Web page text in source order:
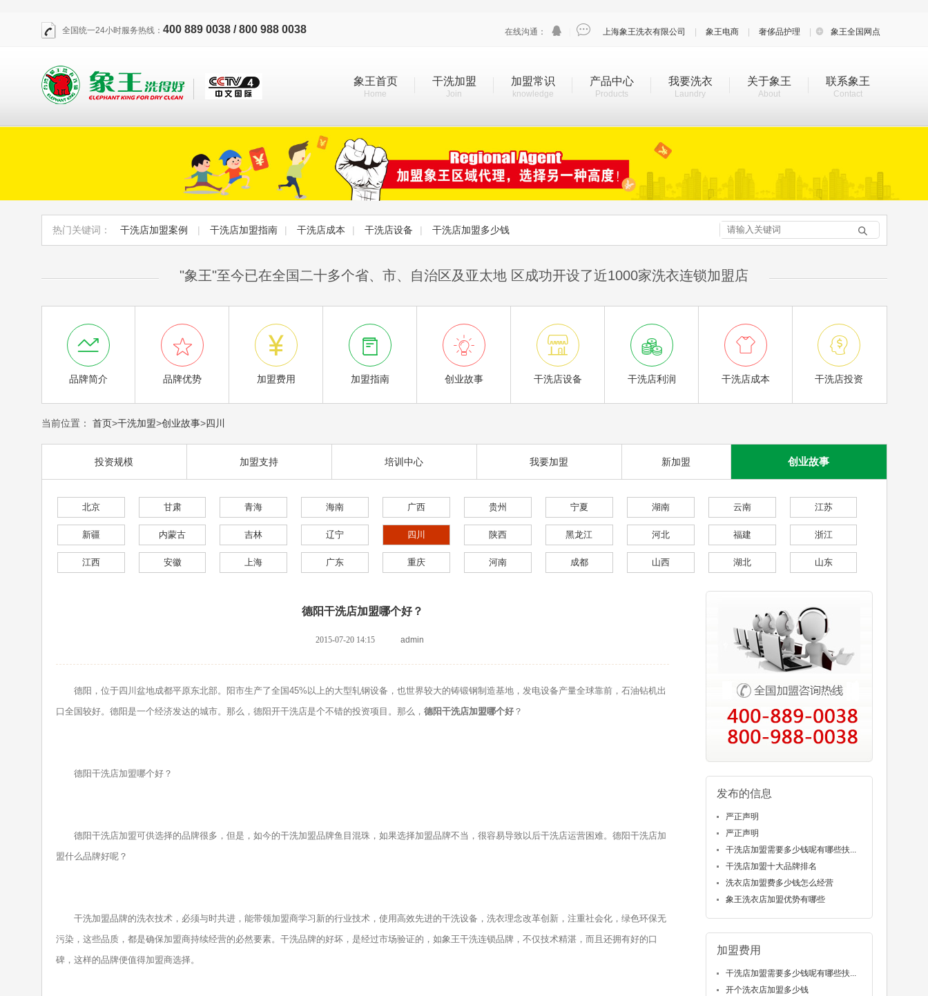
全国统一24小时服务热线： 400 889 0038 / 800 988 0038 在线沟通：   上海象王洗衣有限公司 象王电商 奢侈品护理  象王全国网点
象王首页
Home
干洗加盟
Join
加盟常识
knowledge
产品中心
Products
我要洗衣
Laundry
关于象王
About
联系象王
Contact
热门关键词： 干洗店加盟案例 | 干洗店加盟指南 | 干洗店成本 | 干洗店设备 | 干洗店加盟多少钱 
"象王"至今已在全国二十多个省、市、自治区及亚太地 区成功开设了近1000家洗衣连锁加盟店

品牌简介

品牌优势

加盟费用

加盟指南

创业故事

干洗店设备

干洗店利润

干洗店成本

干洗店投资
当前位置： 首页>干洗加盟>创业故事>四川
投资规模 加盟支持 培训中心 我要加盟 新加盟 创业故事
北京 甘肃 青海 海南 广西 贵州 宁夏 湖南 云南 江苏
新疆 内蒙古 吉林 辽宁 四川 陕西 黑龙江 河北 福建 浙江
江西 安徽 上海 广东 重庆 河南 成都 山西 湖北 山东
德阳干洗店加盟哪个好？
2015-07-20 14:15 admin
德阳，位于四川盆地成都平原东北部。阳市生产了全国45%以上的大型轧钢设备，也世界较大的铸锻钢制造基地，发电设备产量全球靠前，石油钻机出
口全国较好。德阳是一个经济发达的城市。那么，德阳开干洗店是个不错的投资项目。那么， 德阳干洗店加盟哪个好？
德阳干洗店加盟哪个好？
德阳干洗店加盟可供选择的品牌很多，但是，如今的干洗加盟品牌鱼目混珠，如果选择加盟品牌不当，很容易导致以后干洗店运营困难。德阳干洗店加
盟什么品牌好呢？
干洗加盟品牌的洗衣技术，必须与时共进，能带领加盟商学习新的行业技术，使用高效先进的干洗设备，洗衣理念改革创新，注重社会化，绿色环保无
污染，这些品质，都是确保加盟商持续经营的必然要素。干洗品牌的好坏，是经过市场验证的，如象王干洗连锁品牌，不仅技术精湛，而且还拥有好的口
碑，这样的品牌便值得加盟商选择。
发布的信息
严正声明
严正声明
干洗店加盟需要多少钱呢有哪些扶...
干洗店加盟十大品牌排名
洗衣店加盟费多少钱怎么经营
象王洗衣店加盟优势有哪些
加盟费用
干洗店加盟需要多少钱呢有哪些扶...
开个洗衣店加盟多少钱